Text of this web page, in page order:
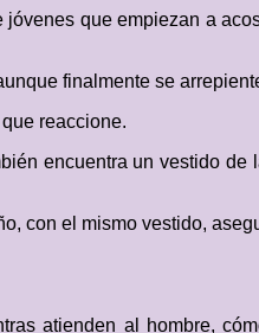
que empiezan a
finalmente se
reaccione.
encuentra un vestido
con el mismo vestido,
atienden al hombre,